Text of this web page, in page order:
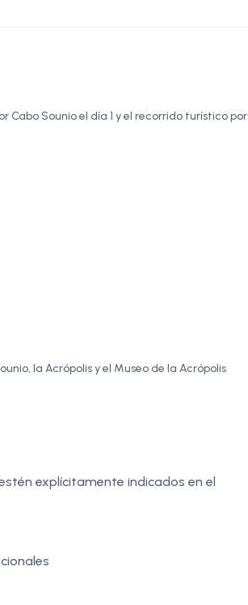
Sounio el día 1 y el recorrido turístico por
la Acrópolis y el Museo de la Acrópolis
explícitamente indicados en el